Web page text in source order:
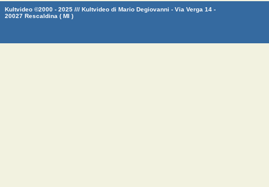
Kultvideo ©2000 - 2025 /// Kultvideo di Mario Degiovanni - Via Verga 14 -
20027 Rescaldina ( MI )